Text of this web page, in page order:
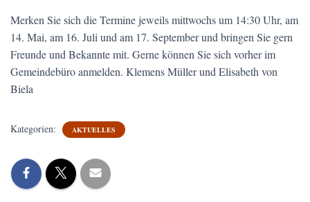
Merken Sie sich die Termine jeweils mittwochs um 14:30 Uhr, am
14. Mai, am 16. Juli und am 17. September und bringen Sie gern
Freunde und Bekannte mit. Gerne können Sie sich vorher im
Gemeindebüro anmelden. Klemens Müller und Elisabeth von
Biela
Kategorien: AKTUELLES